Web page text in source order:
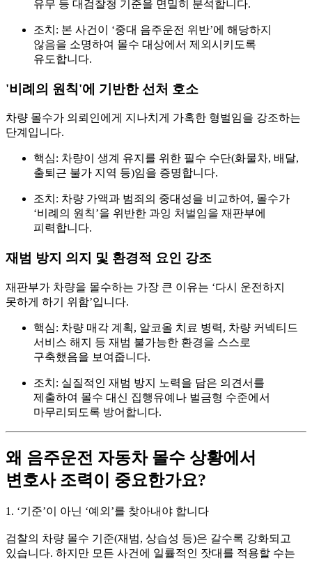
유무 등 대검찰청 기준을 면밀히 분석합니다.
조치: 본 사건이 ‘중대 음주운전 위반’에 해당하지
않음을 소명하여 몰수 대상에서 제외시키도록
유도합니다.
'비례의 원칙'에 기반한 선처 호소
차량 몰수가 의뢰인에게 지나치게 가혹한 형벌임을 강조하는
단계입니다.
핵심: 차량이 생계 유지를 위한 필수 수단(화물차, 배달,
출퇴근 불가 지역 등)임을 증명합니다.
조치: 차량 가액과 범죄의 중대성을 비교하여, 몰수가
‘비례의 원칙’을 위반한 과잉 처벌임을 재판부에
피력합니다.
재범 방지 의지 및 환경적 요인 강조
재판부가 차량을 몰수하는 가장 큰 이유는 ‘다시 운전하지
못하게 하기 위함’입니다.
핵심: 차량 매각 계획, 알코올 치료 병력, 차량 커넥티드
서비스 해지 등 재범 불가능한 환경을 스스로
구축했음을 보여줍니다.
조치: 실질적인 재범 방지 노력을 담은 의견서를
제출하여 몰수 대신 집행유예나 벌금형 수준에서
마무리되도록 방어합니다.
왜 음주운전 자동차 몰수 상황에서
변호사 조력이 중요한가요?
1. ‘기준’이 아닌 ‘예외’를 찾아내야 합니다
검찰의 차량 몰수 기준(재범, 상습성 등)은 갈수록 강화되고
있습니다. 하지만 모든 사건에 일률적인 잣대를 적용할 수는